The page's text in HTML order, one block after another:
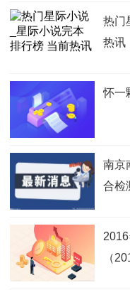
热门
热讯
怀一
南京
合检
（